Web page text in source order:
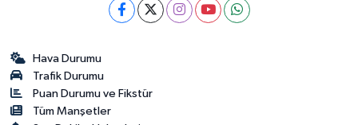
Hava Durumu
Trafik Durumu
Puan Durumu ve Fikstür
Tüm Manşetler